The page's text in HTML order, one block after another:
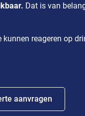
Dat is van
reageren op
aanvragen